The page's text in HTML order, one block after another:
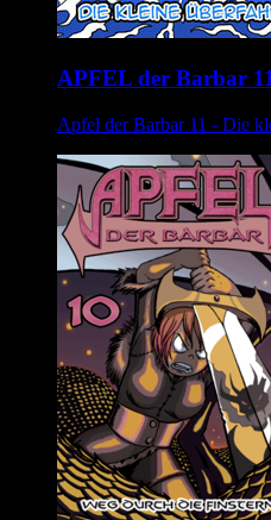
APFEL der Barbar 11
Apfel der Barbar 11 - Die